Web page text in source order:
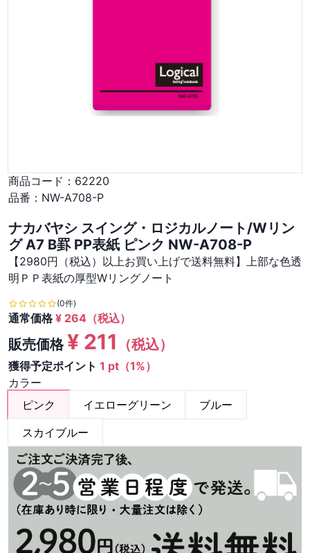
商品コード： 62220
品番： NW-A708-P
ナカバヤシ スイング・ロジカルノート/Wリン
グ A7 B罫 PP表紙 ピンク NW-A708-P
【2980円（税込）以上お買い上げで送料無料】上部な色透
明ＰＰ表紙の厚型Wリングノート
(0件)
通常価格¥ 264 （税込）
販売価格¥ 211 （税込）
獲得予定ポイント 1 pt（1%）
カラー
ピンク
イエローグリーン
ブルー
スカイブルー